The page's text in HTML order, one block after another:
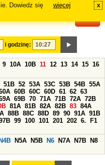
Dowiedz się
więcej x
i godzinę:
9 10A 10B 11 12 13 14 15 16
51B 52 53A 53C 53B 54B 55A
60B 60C 60D 61 62 63
69B 70 71A 71B 72A 72B
81A 81B 82A 82B 83 84A
88B 88C 88D 89 90 91A 91B
99 100 101 201 202 6.
F1
N4B N5A N5B N6 N7A N7B
N8